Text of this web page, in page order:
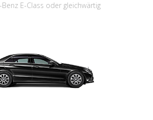
E-Class oder gleichwärtig